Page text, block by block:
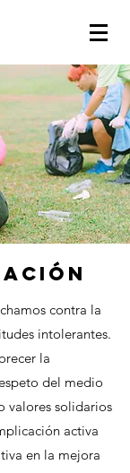
contra la
intolerantes.
la
del medio
valores solidarios
activa
en la mejora